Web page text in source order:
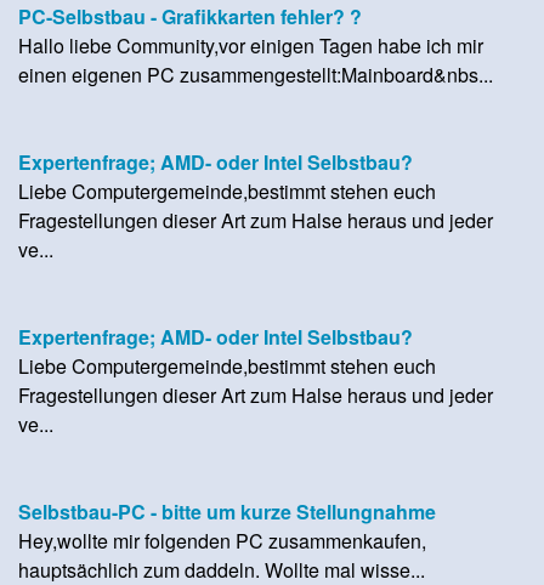
PC-Selbstbau - Grafikkarten fehler? ?
Hallo liebe Community,vor einigen Tagen habe ich mir
einen eigenen PC zusammengestellt:Mainboard&nbs...
Expertenfrage; AMD- oder Intel Selbstbau?
Liebe Computergemeinde,bestimmt stehen euch
Fragestellungen dieser Art zum Halse heraus und jeder
ve...
Expertenfrage; AMD- oder Intel Selbstbau?
Liebe Computergemeinde,bestimmt stehen euch
Fragestellungen dieser Art zum Halse heraus und jeder
ve...
Selbstbau-PC - bitte um kurze Stellungnahme
Hey,wollte mir folgenden PC zusammenkaufen,
hauptsächlich zum daddeln. Wollte mal wisse...